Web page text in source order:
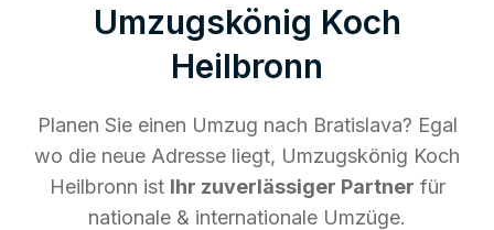
Umzugskönig Koch
Heilbronn
Planen Sie einen Umzug nach Bratislava? Egal
wo die neue Adresse liegt, Umzugskönig Koch
Heilbronn ist Ihr zuverlässiger Partner für
nationale & internationale Umzüge.